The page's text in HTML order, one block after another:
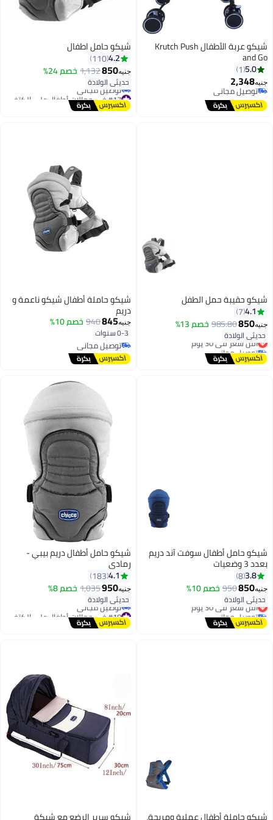
شيكو عربة الأطفال Krutch Push
and Go
5.0
1
جنيه2,348
توصيل مجاني
توصيل مجاني
شيكو حامل اطفال
4.2
110
جنيه850
1,132خصم 24%
حديثي الولادة
#17 في حمالات أطفال على الكتف
أقل سعر في 30 يوم
توصيل مجاني
شيكو حقيبة حمل الطفل
4.1
7
جنيه850
985.80خصم 13%
حديثي الولادة
أقل سعر في 30 يوم
توصيل مجاني
أقل سعر في 30 يوم
شيكو حاملة أطفال شيكو ناعمة و
دريم
جنيه845
940 خصم 10%
0-3 سنوات
توصيل مجاني
توصيل مجاني
شيكو حامل أطفال سوفت آند دريم
بعدد 3 وضعيات
3.8
8
جنيه850
950 خصم 10%
حديثي الولادة
أقل سعر في 30 يوم
توصيل مجاني
أقل سعر في 30 يوم
شيكو حامل أطفال دريم بيبي -
رمادي
4.1
183
جنيه950
1,035خصم 8%
حديثي الولادة
#18 في حمالات أطفال على الكتف
أقل سعر في 7 يوم
توصيل مجاني
شيكو حاملة أطفال عملية ومريحة، شيكو سرير الرضع مع شبكة